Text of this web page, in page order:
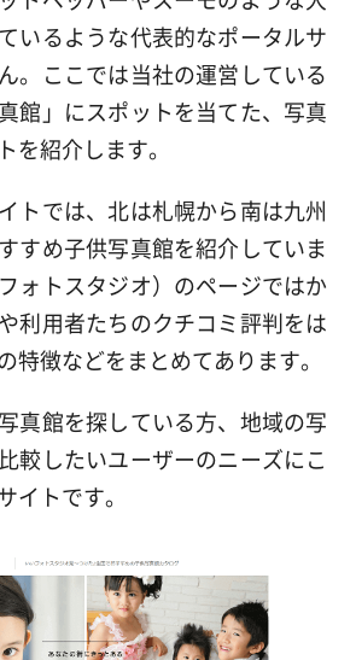
いるような代表的なポータルサ
。ここでは当社の運営している
館」にスポットを当てた、写真
を紹介します。
トでは、北は札幌から南は九州
すめ子供写真館を紹介していま
ォトスタジオ）のページではか
利用者たちのクチコミ評判をは
特徴などをまとめてあります。
真館を探している方、地域の写
較したいユーザーのニーズにこ
イトです。